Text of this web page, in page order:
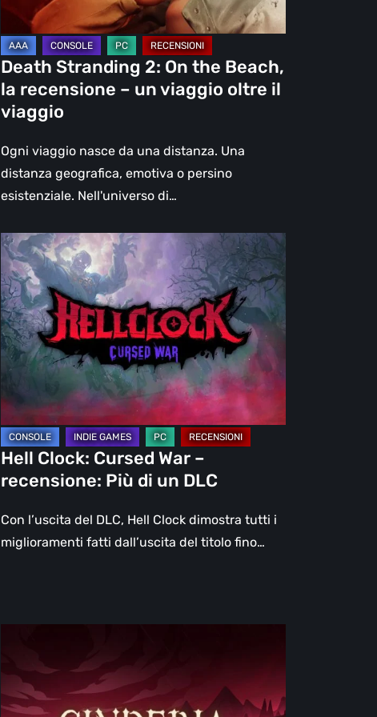
recensione
–
un
viaggio
oltre
il
viaggio
Death Stranding 2: On the Beach,
la recensione – un viaggio oltre il
viaggio
Ogni viaggio nasce da una distanza. Una
distanza geografica, emotiva o persino
esistenziale. Nell'universo di…
Hell
Clock:
Cursed
War
–
recensione:
di
un
DLC
Hell Clock: Cursed War –
recensione: Più di un DLC
Con l’uscita del DLC, Hell Clock dimostra tutti i
miglioramenti fatti dall’uscita del titolo fino…
provato
l’Early